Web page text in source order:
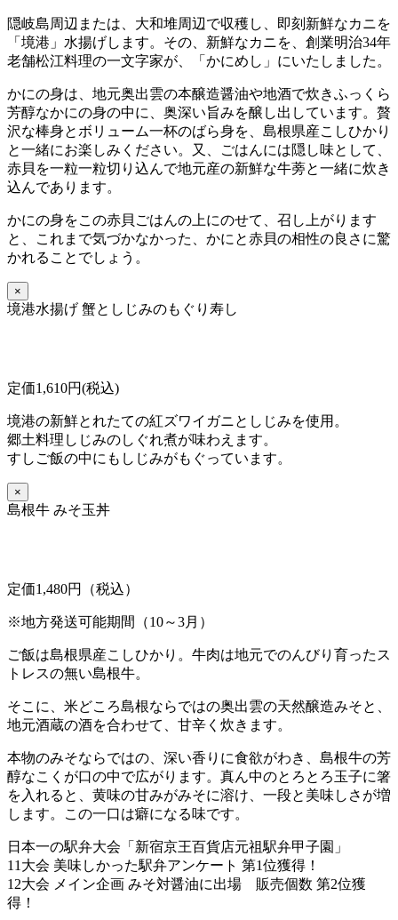
隠岐島周辺または、大和堆周辺で収穫し、即刻新鮮なカニを
「境港」水揚げします。その、新鮮なカニを、創業明治34年
老舗松江料理の一文字家が、「かにめし」にいたしました。
かにの身は、地元奥出雲の本醸造醤油や地酒で炊きふっくら
芳醇なかにの身の中に、奥深い旨みを醸し出しています。贅
沢な棒身とボリューム一杯のばら身を、島根県産こしひかり
と一緒にお楽しみください。又、ごはんには隠し味として、
赤貝を一粒一粒切り込んで地元産の新鮮な牛蒡と一緒に炊き
込んであります。
かにの身をこの赤貝ごはんの上にのせて、召し上がります
と、これまで気づかなかった、かにと赤貝の相性の良さに驚
かれることでしょう。
×
境港水揚げ 蟹としじみのもぐり寿し
定価1,610円(税込)
境港の新鮮とれたての紅ズワイガニとしじみを使用。
郷土料理しじみのしぐれ煮が味わえます。
すしご飯の中にもしじみがもぐっています。
×
島根牛 みそ玉丼
定価1,480円（税込）
※地方発送可能期間（10～3月）
ご飯は島根県産こしひかり。牛肉は地元でのんびり育ったス
トレスの無い島根牛。
そこに、米どころ島根ならではの奥出雲の天然醸造みそと、
地元酒蔵の酒を合わせて、甘辛く炊きます。
本物のみそならではの、深い香りに食欲がわき、島根牛の芳
醇なこくが口の中で広がります。真ん中のとろとろ玉子に箸
を入れると、黄味の甘みがみそに溶け、一段と美味しさが増
します。この一口は癖になる味です。
日本一の駅弁大会「新宿京王百貨店元祖駅弁甲子園」
11大会 美味しかった駅弁アンケート 第1位獲得！
12大会 メイン企画 みそ対醤油に出場 販売個数 第2位獲
得！